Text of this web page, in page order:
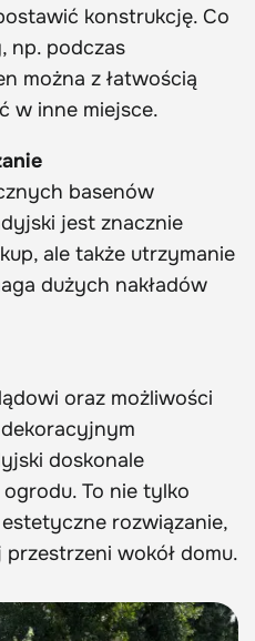
konstrukcję. Co
np. podczas
można z łatwością
w inne miejsce.
basenów
jest znacznie
ale także utrzymanie
dużych nakładów
oraz możliwości
doskonale
To nie tylko
rozwiązanie,
wokół domu.